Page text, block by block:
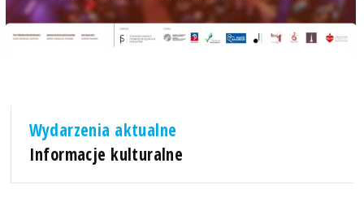
Wydarzenia aktualne
Informacje kulturalne